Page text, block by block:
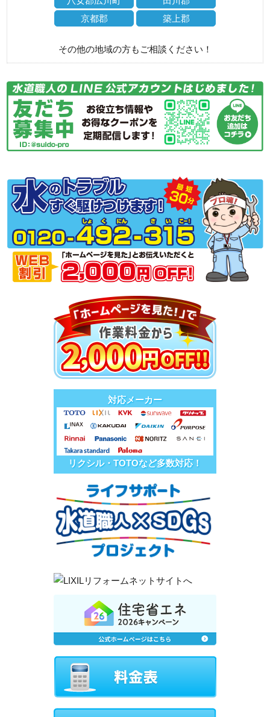
京都郡
築上郡
その他の地域の方もご相談ください！
対応メーカー
リクシル・TOTOなど多数対応！